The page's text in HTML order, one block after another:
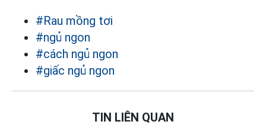
#Rau mồng tơi
#ngủ ngon
#cách ngủ ngon
#giấc ngủ ngon
TIN LIÊN QUAN